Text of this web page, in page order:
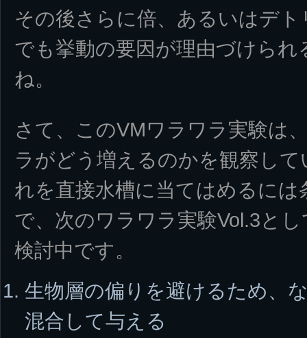
その後さらに倍、あるいはデ
でも挙動の要因が理由づけら
ね。
さて、このVMワラワラ実験は
ラがどう増えるのかを観察し
れを直接水槽に当てはめるに
で、次のワラワラ実験Vol.3と
検討中です。
生物層の偏りを避けるため、
混合して与える